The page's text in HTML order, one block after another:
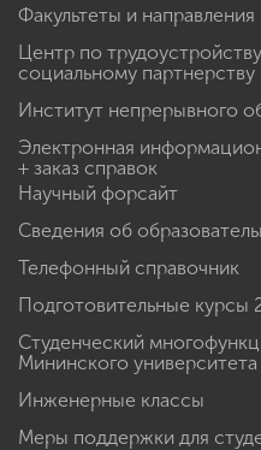
Факультеты и направления
Центр по
социальному партнерству
Институт непрерывного
Электронная
+ заказ справок
Научный форсайт
Сведения об
Телефонный справочник
Подготовительные курсы
Студенческий
Мининского университета
Инженерные классы
Меры поддержки для